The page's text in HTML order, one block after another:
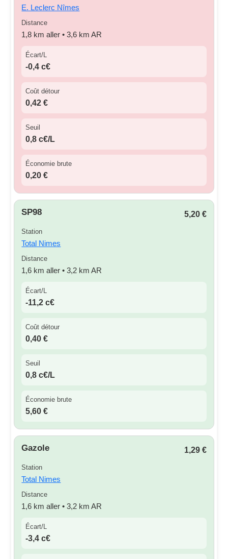
E. Leclerc Nîmes
Distance
1,8 km aller • 3,6 km AR
Écart/L
-0,4 c€
Coût détour
0,42 €
Seuil
0,8 c€/L
Économie brute
0,20 €
SP98 5,20 €
Station
Total Nimes
Distance
1,6 km aller • 3,2 km AR
Écart/L
-11,2 c€
Coût détour
0,40 €
Seuil
0,8 c€/L
Économie brute
5,60 €
Gazole 1,29 €
Station
Total Nimes
Distance
1,6 km aller • 3,2 km AR
Écart/L
-3,4 c€